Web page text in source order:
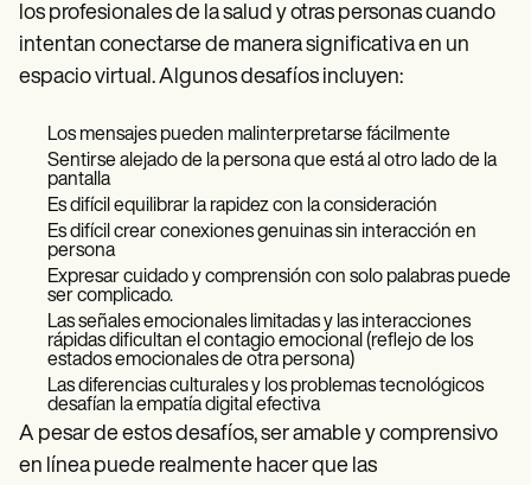
los profesionales de la salud y otras personas cuando
intentan conectarse de manera significativa en un
espacio virtual. Algunos desafíos incluyen:
Los mensajes pueden malinterpretarse fácilmente
Sentirse alejado de la persona que está al otro lado de la
pantalla
Es difícil equilibrar la rapidez con la consideración
Es difícil crear conexiones genuinas sin interacción en
persona
Expresar cuidado y comprensión con solo palabras puede
ser complicado.
Las señales emocionales limitadas y las interacciones
rápidas dificultan el contagio emocional (reflejo de los
estados emocionales de otra persona)
Las diferencias culturales y los problemas tecnológicos
desafían la empatía digital efectiva
A pesar de estos desafíos, ser amable y comprensivo
en línea puede realmente hacer que las